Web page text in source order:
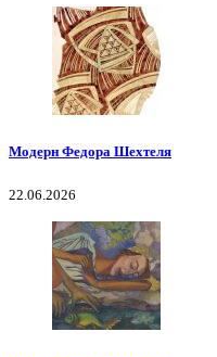
Модерн Федора Шехтеля
22.06.2026